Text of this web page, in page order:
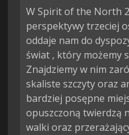
W Spirit of the North
perspektywy trzeciej
oddaje nam do
świat , który możemy
Znajdziemy w nim
skaliste szczyty oraz
bardziej posępne
opuszczoną twierdzą
walki oraz